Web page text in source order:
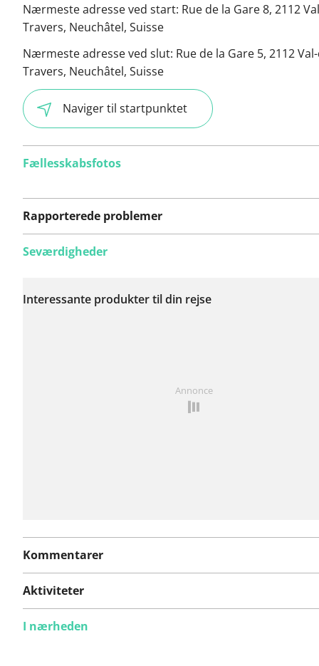
Nærmeste adresse ved start: Rue de la Gare 8, 2112
Travers, Neuchâtel, Suisse
Nærmeste adresse ved slut: Rue de la Gare 5, 2112
Travers, Neuchâtel, Suisse
Naviger til startpunktet
Fællesskabsfotos
Rapporterede problemer
rapporteret nogen
problemer på denne
Har du lagt mærke til noget på denne rute?
Seværdigheder
Interessante produkter til din rejse
Annonce
Kommentarer
Aktiviteter
I nærheden